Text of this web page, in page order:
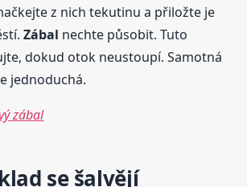
z nich tekutinu a přiložte je
Zábal nechte působit. Tuto
dokud otok neustoupí. Samotná
jednoduchá.
zábal
se šalvějí